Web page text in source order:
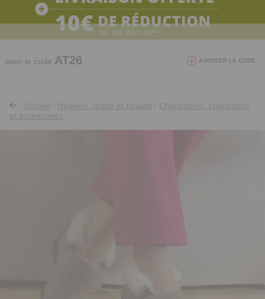
10€ de réduction dès 40€ d'achat. Offre
valable du 03/08/2026 au 12/08/2026.
avec le code AT26 AJOUTER LE CODE
Accueil Hygiène, mode et beauté
Chaussures, chaussons
et accessoires